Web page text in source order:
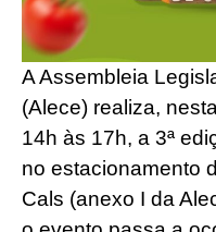
A Assembleia
(Alece) realiza,
14h às 17h, a 3ª
no estacionamento
Cals (anexo I da